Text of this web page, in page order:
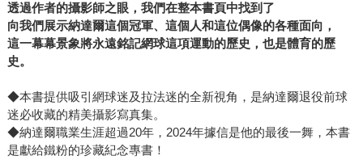
透過作者的攝影師之眼，我們在整本書頁中找到了
向我們展示納達爾這個冠軍、這個人和這位偶像的各種面向，
這一幕幕景象將永遠銘記網球這項運動的歷史，也是體育的歷
史。
◆本書提供吸引網球迷及拉法迷的全新視角，是納達爾退役前球
迷必收藏的精美攝影寫真集。
◆納達爾職業生涯超過20年，2024年據信是他的最後一舞，本書
是獻給鐵粉的珍藏紀念專書！